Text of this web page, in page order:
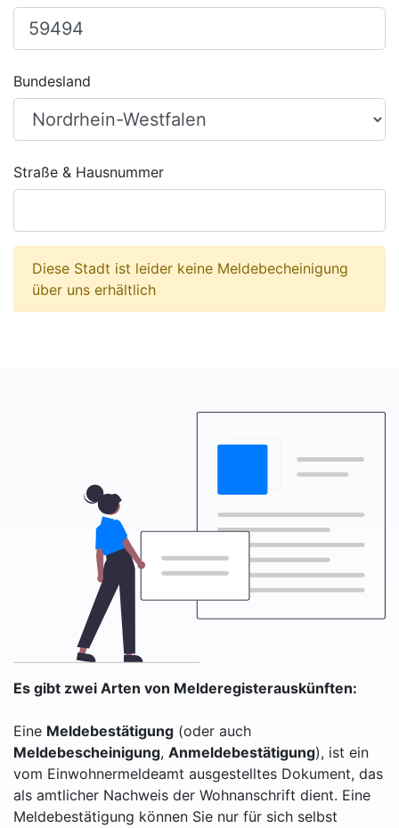
Bundesland
Straße & Hausnummer
Diese Stadt ist leider keine Meldebecheinigung
über uns erhältlich
Es gibt zwei Arten von Melderegisterauskünften:
Eine Meldebestätigung (oder auch
Meldebescheinigung, Anmeldebestätigung), ist ein
vom Einwohnermeldeamt ausgestelltes Dokument, das
als amtlicher Nachweis der Wohnanschrift dient. Eine
Meldebestätigung können Sie nur für sich selbst